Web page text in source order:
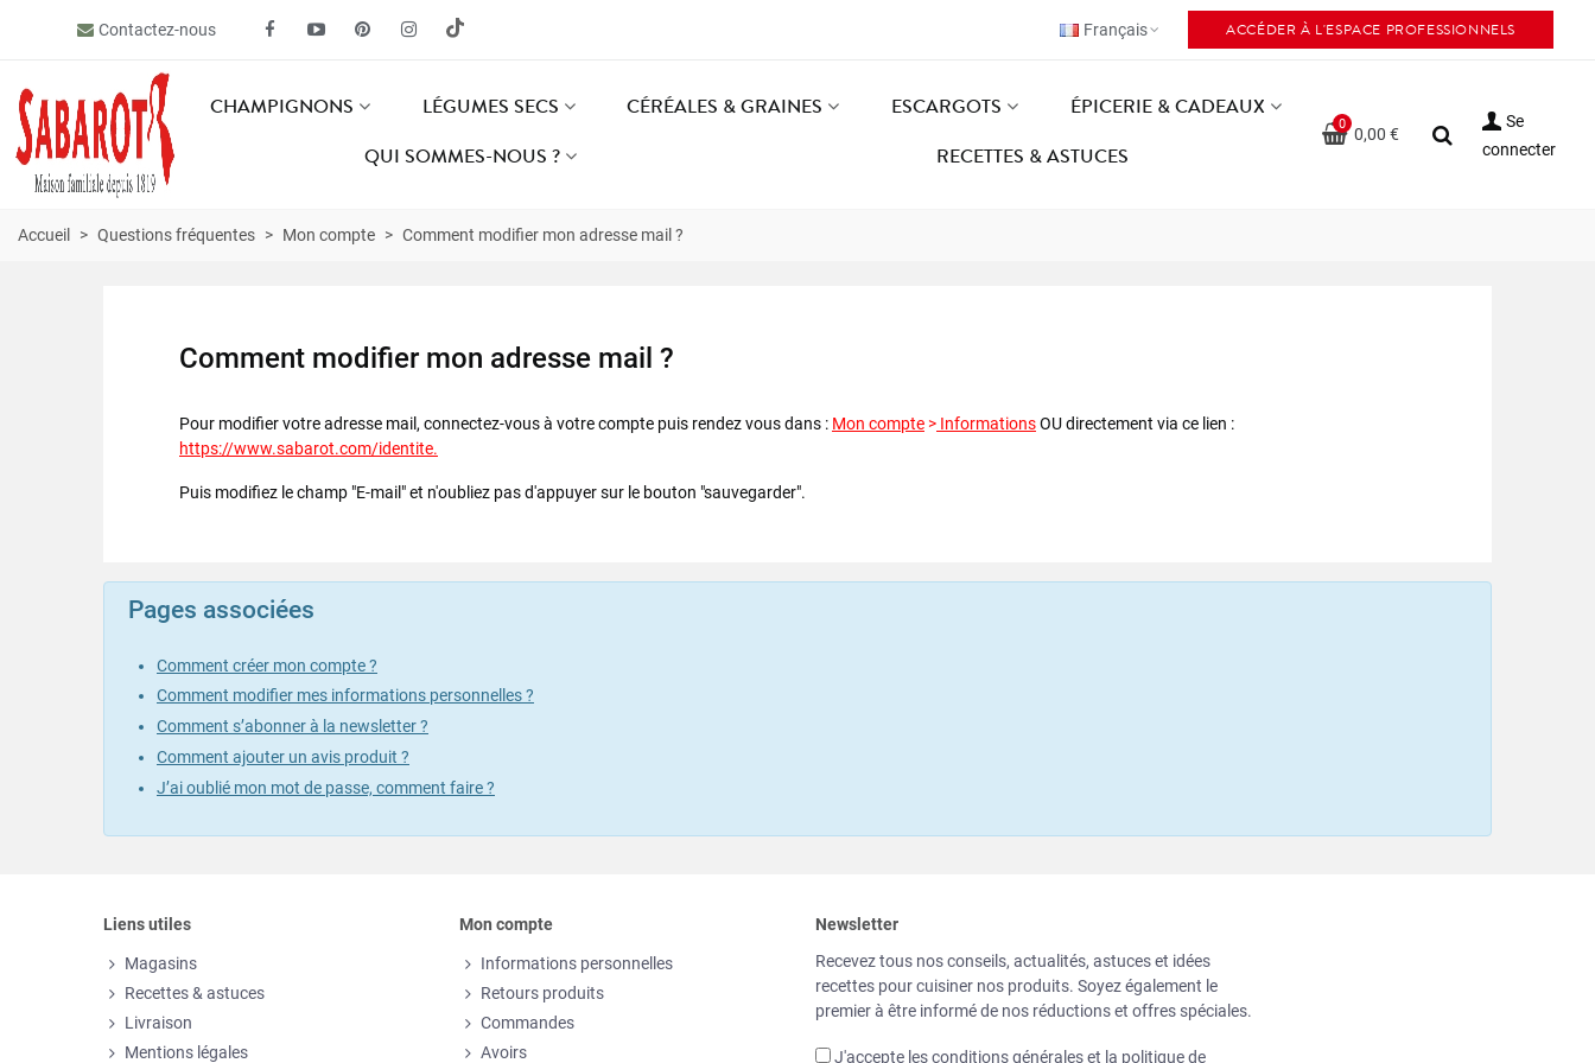
Contactez-nous Français ACCÉDER À L'ESPACE PROFESSIONNELS
CHAMPIGNONS LÉGUMES SECS CÉRÉALES & GRAINES ESCARGOTS
ÉPICERIE & CADEAUX
QUI SOMMES-NOUS ?
RECETTES & ASTUCES
0
0,00 €
Se
connecter
Accueil > Questions fréquentes > Mon compte > Comment modifier mon adresse mail ?
Comment modifier mon adresse mail ?
Pour modifier votre adresse mail, connectez-vous à votre compte puis rendez vous dans : Mon compte > InformationsOU directement via ce lien :
https://www.sabarot.com/identite.
Puis modifiez le champ "E-mail" et n'oubliez pas d'appuyer sur le bouton "sauvegarder".
Pages associées
Comment créer mon compte ?
Comment modifier mes informations personnelles ?
Comment s’abonner à la newsletter ?
Comment ajouter un avis produit ?
J’ai oublié mon mot de passe, comment faire ?
Liens utiles
Magasins
Recettes & astuces
Livraison
Mentions légales
Mon compte
Informations personnelles
Retours produits
Commandes
Avoirs
Newsletter
Recevez tous nos conseils, actualités, astuces et idées
recettes pour cuisiner nos produits. Soyez également le
premier à être informé de nos réductions et offres spéciales.
J'accepte lesconditions généraleset la politique de